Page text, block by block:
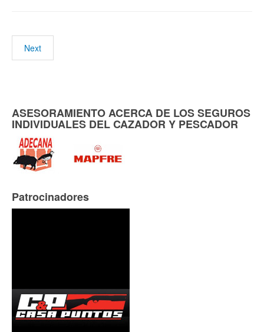
Next
ASESORAMIENTO ACERCA DE LOS SEGUROS
INDIVIDUALES DEL CAZADOR Y PESCADOR
Patrocinadores